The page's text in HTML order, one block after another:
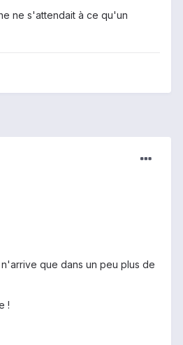
ne s'attendait à ce qu'un
que dans un peu plus de
!